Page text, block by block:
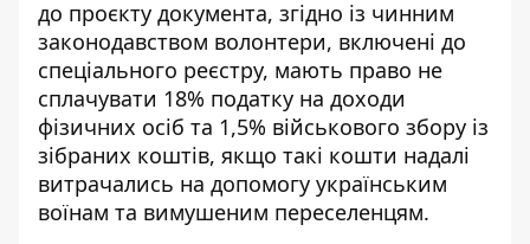
до проєкту документа, згідно із чинним
законодавством волонтери, включені до
спеціального реєстру, мають право не
сплачувати 18% податку на доходи
фізичних осіб та 1,5% військового збору із
зібраних коштів, якщо такі кошти надалі
витрачались на допомогу українським
воїнам та вимушеним переселенцям.